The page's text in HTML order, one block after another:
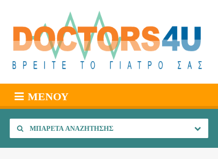
ΜΕΝΟΎ
ΜΠΑΡΈΤΑ ΑΝΑΖΉΤΗΣΗΣ